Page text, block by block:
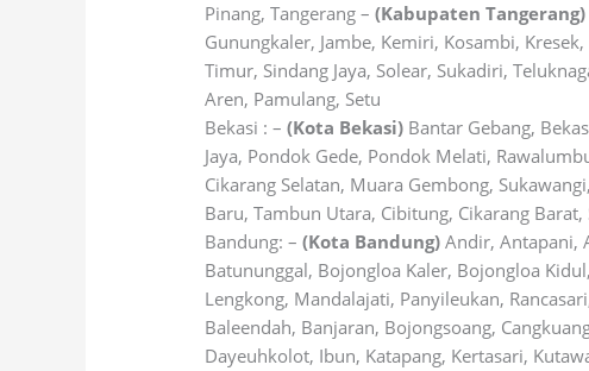
Pinang, Tangerang –(Kabupaten Tangerang)
Gunungkaler, Jambe, Kemiri, Kosambi,
Timur, Sindang Jaya, Solear, Sukadiri,
Aren, Pamulang, Setu
Bekasi : –(Kota Bekasi) Bantar Gebang,
Jaya, Pondok Gede, Pondok Melati,
Cikarang Selatan, Muara Gembong,
Baru, Tambun Utara, Cibitung, Cikarang
Bandung: –(Kota Bandung) Andir, Antapani,
Batununggal, Bojongloa Kaler, Bojongloa
Lengkong, Mandalajati, Panyileukan,
Baleendah, Banjaran, Bojongsoang,
Dayeuhkolot, Ibun, Katapang, Kertasari,